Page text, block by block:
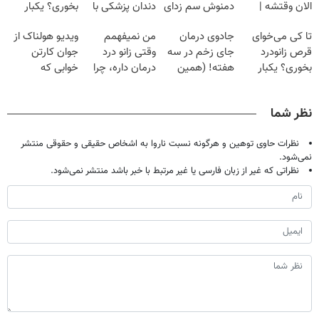
الان وقتشه |
میلیون تومان!!!
دمنوش سم زدای دندان پزشکی با
خانگی
بخوری؟ یکبار
کن
تا کی می‌خوای
قرص زانودرد
بخوری؟ یکبار
جادوی درمان
جای زخم در سه
هفته! (همین
من نمیفهمم
وقتی زانو درد
درمان داره، چرا
ویدیو هولناک از
جوان کارتن
خوابی که
نظر شما
نظرات حاوی توهین و هرگونه نسبت ناروا به اشخاص حقیقی و حقوقی منتشر
نمی‌شود.
نظراتی که غیر از زبان فارسی یا غیر مرتبط با خبر باشد منتشر نمی‌شود.